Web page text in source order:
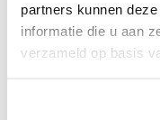
partners kunnen
informatie die u aan
verzameld op basis
Verkooppunt